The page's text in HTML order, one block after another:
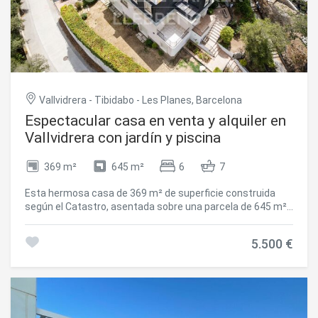
planta que ofrecen vistas al exuberante jardín que rodea la
propiedad. Pedralbes es un barrio exclusivo conocido por
su ambiente tranquilo y residencial. Es elegido por aquellos
que buscan un estilo de vida privado cerca del centro
urbano, especialmente familias que valoran la proximidad
a los colegios internacionales de la ciudad. #ref:CBES2078
Vallvidrera - Tibidabo - Les Planes, Barcelona
Espectacular casa en venta y alquiler en
Vallvidrera con jardín y piscina
369 m² 645 m² 6 7
Esta hermosa casa de 369 m² de superficie construida
según el Catastro, asentada sobre una parcela de 645 m²,
excepcional con 6 dormitorios y 7 baños, además de
zona de invitados formada por una sala polivalente, un
dormitorio y un baño completo. En la primera planta se
5.500 €